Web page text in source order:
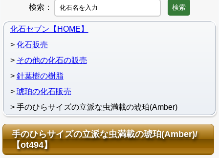
検索： 検索
化石セブン【HOME】
化石販売
その他の化石の販売
針葉樹の樹脂
琥珀の化石販売
手のひらサイズの立派な虫満載の琥珀(Amber)
手のひらサイズの立派な虫満載の琥珀(Amber)/
【ot494】